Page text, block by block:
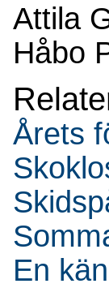
Attila
Håbo
Årets
En